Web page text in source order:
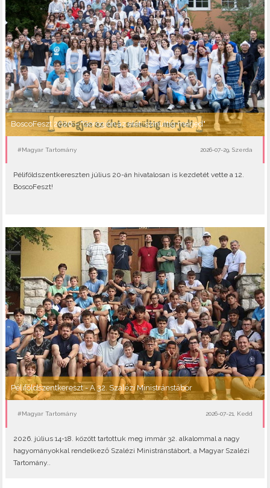
BoscoFeszt 2026 – "Görögjön az élet, színültig mérjed"
#Magyar Tartomány 2026-07-29, Szerda
Péliföldszentkereszten július 20-án hivatalosan is kezdetét vette a 12.
BoscoFeszt!
Péliföldszentkereszt - A 32. Szalézi Ministránstábor
#Magyar Tartomány 2026-07-21, Kedd
2026. július 14-18. között tartottuk meg immár 32. alkalommal a nagy
hagyományokkal rendelkező Szalézi Ministránstábort, a Magyar Szalézi
Tartomány..